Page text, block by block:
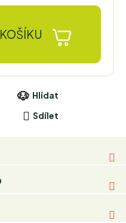
Hlídat
Sdílet